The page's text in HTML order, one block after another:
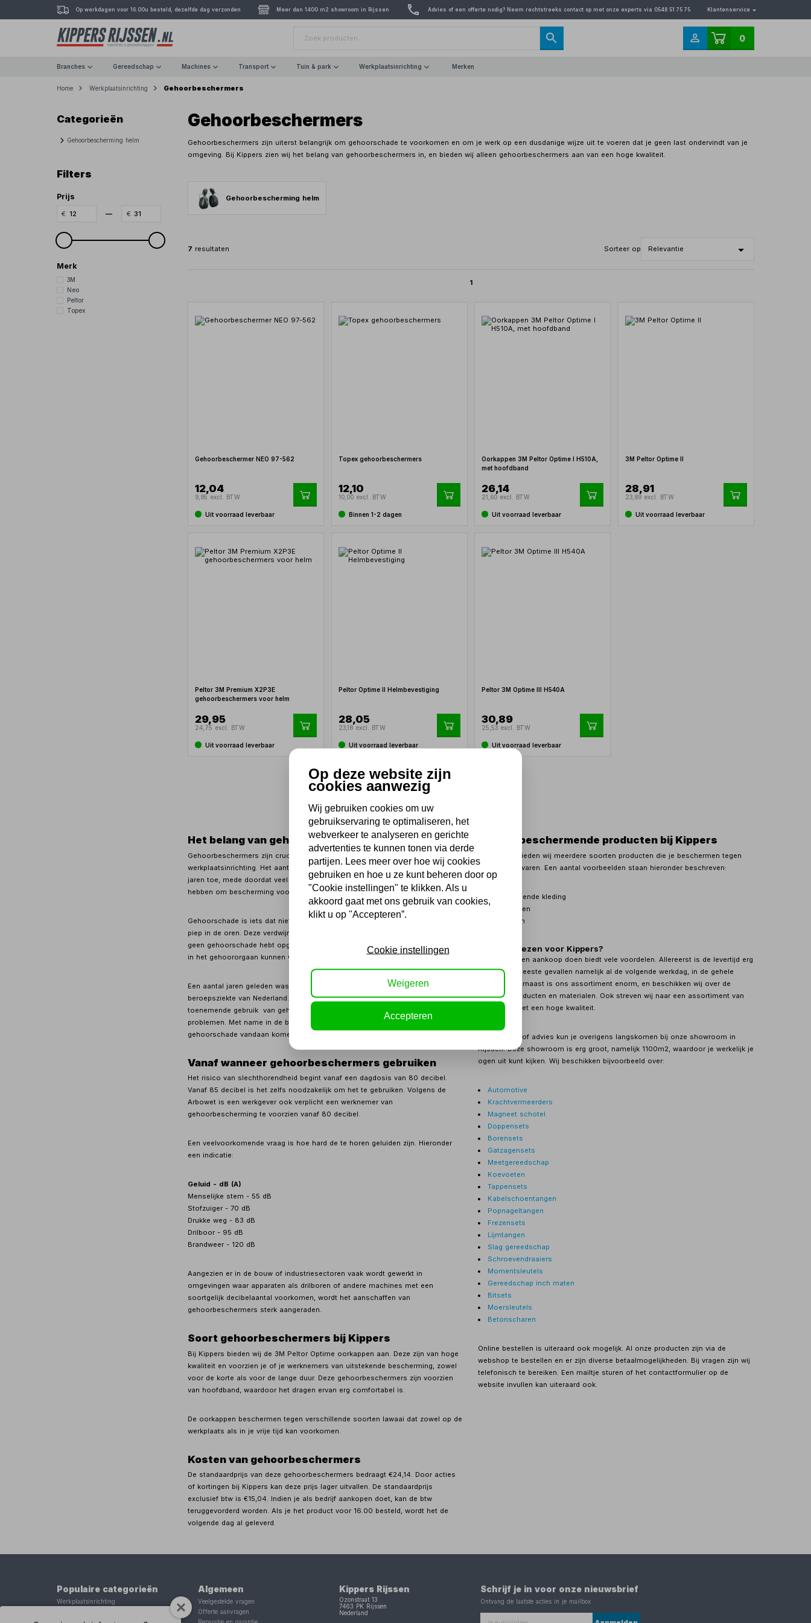
Op werkdagen voor 16.00u besteld, dezelfde dag verzonden Meer dan 1400 m2 showroom in Rijssen Advies of een offerte nodig? Neem rechtstreeks contact op met onze experts via 0548 51 75 75 Klantenservice
0
Branches Gereedschap Machines Transport Tuin & park Werkplaatsinrichting Merken
Home Werkplaatsinrichting Gehoorbeschermers
Categorieën
Gehoorbescherming helm
Filters
Prijs
—
Merk
3M
Neo
Peltor
Topex
Gehoorbeschermers
Gehoorbeschermers zijn uiterst belangrijk om gehoorschade te voorkomen en om je werk op een dusdanige wijze uit te voeren dat je geen last ondervindt van je
omgeving. Bij Kippers zien wij het belang van gehoorbeschermers in, en bieden wij alleen gehoorbeschermers aan van een hoge kwaliteit.
Gehoorbescherming helm
7 resultaten
1
Sorteer op
Gehoorbeschermer NEO 97-562
12,04
9,95 excl. BTW
Uit voorraad leverbaar
Topex gehoorbeschermers
12,10
10,00 excl. BTW
Binnen 1-2 dagen
Oorkappen 3M Peltor Optime I H510A,
met hoofdband
26,14
21,60 excl. BTW
Uit voorraad leverbaar
3M Peltor Optime II
28,91
23,89 excl. BTW
Uit voorraad leverbaar
Peltor 3M Premium X2P3E
gehoorbeschermers voor helm
29,95
24,75 excl. BTW
Uit voorraad leverbaar
Peltor Optime II Helmbevestiging
28,05
23,18 excl. BTW
Uit voorraad leverbaar
Peltor 3M Optime III H540A
30,89
25,53 excl. BTW
Uit voorraad leverbaar
Het belang van gehoorbeschermers bij het werk
Gehoorbeschermers zijn cruciale producten die aanwezig moeten zijn bij jouw
werkplaatsinrichting. Het aantal mensen met een gehoorbeschadiging neemt al
jaren toe, mede doordat veel werknemers weigeren of niet de mogelijkheid
hebben om bescherming voor de oren te gebruiken.
Gehoorschade is iets dat niet meteen merkbaar is. Vaak hoor je een eerst een
piep in de oren. Deze verdwijnt na verloop van tijd, waardoor je denkt dat je
geen gehoorschade hebt opgelopen. Dis is een misvatting, want de trilhaartjes
in het gehoororgaan kunnen wel degelijk beschadigd zijn.
Een aantal jaren geleden was gehoorschade nog de meest voorkomende
beroepsziekte van Nederland. Hoewel dit is veranderd, mede door het
toenemende gebruik van gehoorbeschermers, zijn er nog steeds vele
problemen. Met name in de bouw, waar 90% van de meldingen over
gehoorschade vandaan komen.
Vanaf wanneer gehoorbeschermers gebruiken
Het risico van slechthorendheid begint vanaf een dagdosis van 80 decibel.
Vanaf 85 decibel is het zelfs noodzakelijk om het te gebruiken. Volgens de
Arbowet is een werkgever ook verplicht een werknemer van
gehoorbescherming te voorzien vanaf 80 decibel.
Een veelvoorkomende vraag is hoe hard de te horen geluiden zijn. Hieronder
een indicatie:
Geluid - dB (A)
Menselijke stem - 55 dB
Stofzuiger - 70 dB
Drukke weg - 83 dB
Drilboor - 95 dB
Brandweer - 120 dB
Aangezien er in de bouw of industriesectoren vaak wordt gewerkt in
omgevingen waar apparaten als drilboren of andere machines met een
soortgelijk decibelaantal voorkomen, wordt het aanschaffen van
gehoorbeschermers sterk aangeraden.
Soort gehoorbeschermers bij Kippers
Bij Kippers bieden wij de 3M Peltor Optime oorkappen aan. Deze zijn van hoge
kwaliteit en voorzien je of je werknemers van uitstekende bescherming, zowel
voor de korte als voor de lange duur. Deze gehoorbeschermers zijn voorzien
van hoofdband, waardoor het dragen ervan erg comfortabel is.
De oorkappen beschermen tegen verschillende soorten lawaai dat zowel op de
werkplaats als in je vrije tijd kan voorkomen.
Kosten van gehoorbeschermers
De standaardprijs van deze gehoorbeschermers bedraagt €24,14. Door acties
of kortingen bij Kippers kan deze prijs lager uitvallen. De standaardprijs
exclusief btw is €15,04. Indien je als bedrijf aankopen doet, kan de btw
teruggevorderd worden. Als je het product voor 16.00 besteld, wordt het de
volgende dag al geleverd.
Andere beschermende producten bij Kippers
Bij Kippers bieden wij meerdere soorten producten die je beschermen tegen
gevaar of gevaren. Een aantal voorbeelden staan hieronder beschreven:
Beschermende kleding
Spanbanden
Lashelmen
Waarom kiezen voor Kippers?
Bij Kippers een aankoop doen biedt vele voordelen. Allereerst is de levertijd erg
snel, in de meeste gevallen namelijk al de volgende werkdag, in de gehele
Benelux! Daarnaast is ons assortiment enorm, en beschikken wij over de
nieuwste producten en materialen. Ook streven wij naar een assortiment van
producten met een hoge kwaliteit.
Voor vragen of advies kun je overigens langskomen bij onze showroom in
Rijssen. Deze showroom is erg groot, namelijk 1100m2, waardoor je werkelijk je
ogen uit kunt kijken. Wij beschikken bijvoorbeeld over:
Automotive
Krachtvermeerders
Magneet schotel
Doppensets
Borensets
Gatzagensets
Meetgereedschap
Koevoeten
Tappensets
Kabelschoentangen
Popnageltangen
Frezensets
Lijmtangen
Slag gereedschap
Schroevendraaiers
Momentsleutels
Gereedschap inch maten
Bitsets
Moersleutels
Betonscharen
Online bestellen is uiteraard ook mogelijk. Al onze producten zijn via de
webshop te bestellen en er zijn diverse betaalmogelijkheden. Bij vragen zijn wij
telefonisch te bereiken. Een mailtje sturen of het contactformulier op de
website invullen kan uiteraard ook.
Populaire categorieën
Werkplaatsinrichting
Algemeen
Veelgestelde vragen
Offerte aanvragen
Kippers Rijssen
Ozonstraat 13
7463 PK
Rijssen
Nederland
Schrijf je in voor onze nieuwsbrief
Ontvang de laatste acties in je mailbox
Op deze website zijn
cookies aanwezig
Wij gebruiken cookies om uw
gebruikservaring te optimaliseren, het
webverkeer te analyseren en gerichte
advertenties te kunnen tonen via derde
partijen. Lees meer over hoe wij cookies
gebruiken en hoe u ze kunt beheren door op
"Cookie instellingen" te klikken. Als u
akkoord gaat met ons gebruik van cookies,
klikt u op "Accepteren”.
Cookie instellingen
Weigeren
Accepteren